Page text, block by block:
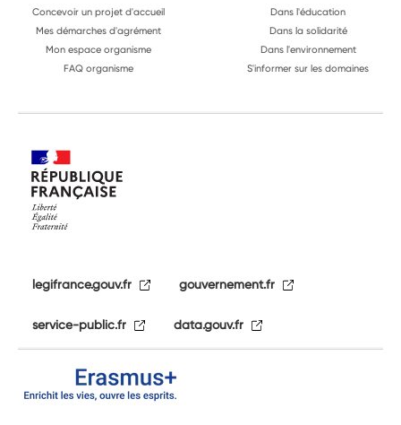
Concevoir un projet d'accueil
Mes démarches d'agrément
Mon espace organisme
FAQ organisme
Dans l'éducation
Dans la solidarité
Dans l'environnement
S'informer sur les domaines
legifrance.gouv.fr gouvernement.fr
service-public.fr data.gouv.fr